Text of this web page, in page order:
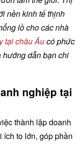
nền kinh tế thịnh
lồ cho các nhà
tại châu Âucó phức
hướng dẫn bạn chi
nghiệp tại
thành lập doanh
to lớn, góp phần